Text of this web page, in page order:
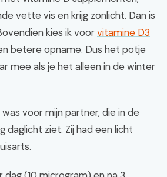
vette vis en krijg zonlicht. Dan is
kies ik voorvitamine D3
betere opname. Dus het potje
mee als je het alleen in de winter
voor mijn partner, die in de
daglicht ziet. Zij had een licht